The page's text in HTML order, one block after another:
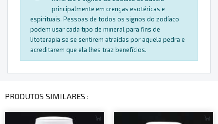
principalmente em crenças esotéricas e
espirituais. Pessoas de todos os signos do zodíaco
podem usar cada tipo de mineral para fins de
litoterapia se se sentirem atraídas por aquela pedra e
acreditarem que ela lhes traz benefícios.
PRODUTOS SIMILARES :